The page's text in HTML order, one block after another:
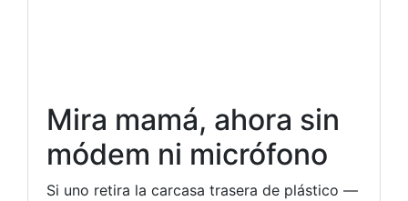
Mira mamá, ahora sin
módem ni micrófono
Si uno retira la carcasa trasera de plástico —